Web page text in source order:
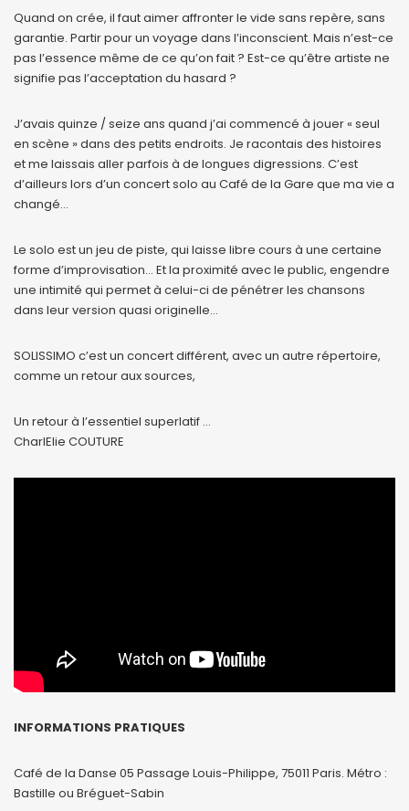
Quand on crée, il faut aimer affronter le vide sans repère, sans
garantie. Partir pour un voyage dans l’inconscient. Mais n’est-ce
pas l’essence même de ce qu’on fait ? Est-ce qu’être artiste ne
signifie pas l’acceptation du hasard ?
J’avais quinze / seize ans quand j’ai commencé à jouer « seul
en scène » dans des petits endroits. Je racontais des histoires
et me laissais aller parfois à de longues digressions. C’est
d’ailleurs lors d’un concert solo au Café de la Gare que ma vie a
changé…
Le solo est un jeu de piste, qui laisse libre cours à une certaine
forme d’improvisation… Et la proximité avec le public, engendre
une intimité qui permet à celui-ci de pénétrer les chansons
dans leur version quasi originelle…
SOLISSIMO c’est un concert différent, avec un autre répertoire,
comme un retour aux sources,
Un retour à l’essentiel superlatif …
CharlElie COUTURE
INFORMATIONS PRATIQUES
Café de la Danse 05 Passage Louis-Philippe, 75011 Paris. Métro :
Bastille ou Bréguet-Sabin